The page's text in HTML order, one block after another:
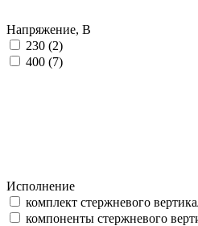
Напряжение, В
230 (2)
400 (7)
Исполнение
комплект стержневого
компоненты стержневого